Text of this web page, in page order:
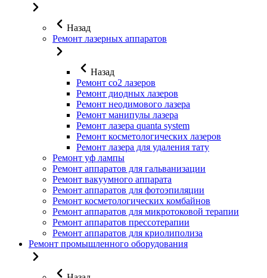
Назад
Ремонт лазерных аппаратов
Назад
Ремонт co2 лазеров
Ремонт диодных лазеров
Ремонт неодимового лазера
Ремонт манипулы лазера
Ремонт лазера quanta system
Ремонт косметологических лазеров
Ремонт лазера для удаления тату
Ремонт уф лампы
Ремонт аппаратов для гальванизации
Ремонт вакуумного аппарата
Ремонт аппаратов для фотоэпиляции
Ремонт косметологических комбайнов
Ремонт аппаратов для микротоковой терапии
Ремонт аппаратов прессотерапии
Ремонт аппаратов для криолиполиза
Ремонт промышленного оборудования